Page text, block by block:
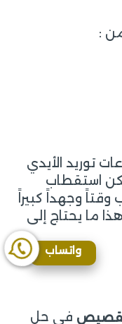
:
توريد الأيدي
استقطاب
وقتاً وجهداً كبيراً
ما يحتاج إلى
في حل
واتساب